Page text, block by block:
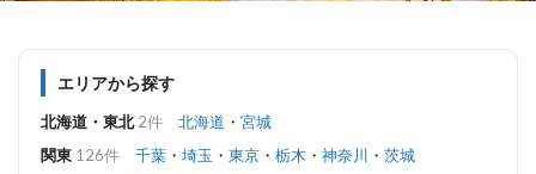
エリアから探す
北海道・東北 2件 北海道 ・ 宮城
関東 126件 千葉 ・ 埼玉 ・ 東京 ・ 栃木 ・ 神奈川 ・ 茨城